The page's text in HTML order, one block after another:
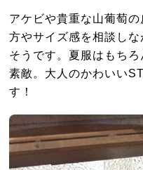
アケビや貴重な山葡萄
方やサイズ感を相談し
そうです。夏服はもち
素敵。大人のかわいい
す！